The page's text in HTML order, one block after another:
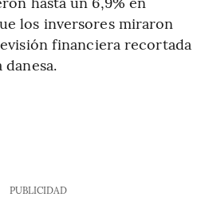
los inversores miraron
financiera recortada
PUBLICIDAD